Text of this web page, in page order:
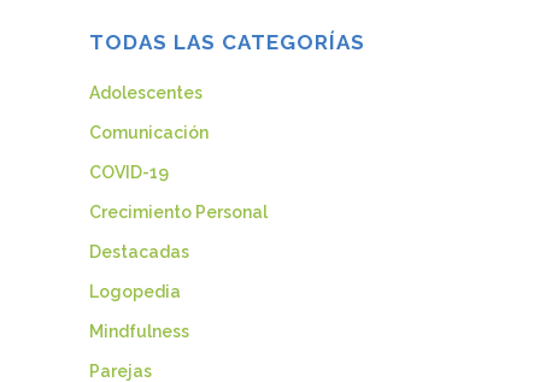
TODAS LAS CATEGORÍAS
Adolescentes
Comunicación
COVID-19
Crecimiento Personal
Destacadas
Logopedia
Mindfulness
Parejas